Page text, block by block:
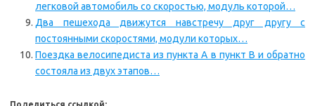
легковой автомобиль со скоростью, модуль которой…
Два пешехода движутся навстречу друг другу с
постоянными скоростями, модули которых…
Поездка велосипедиста из пункта А в пункт В и обратно
состояла из двух этапов…